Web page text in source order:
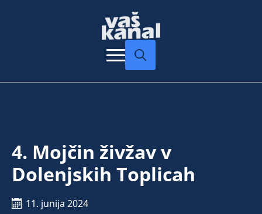
4. Mojčin živžav v
Dolenjskih Toplicah
11. junija 2024